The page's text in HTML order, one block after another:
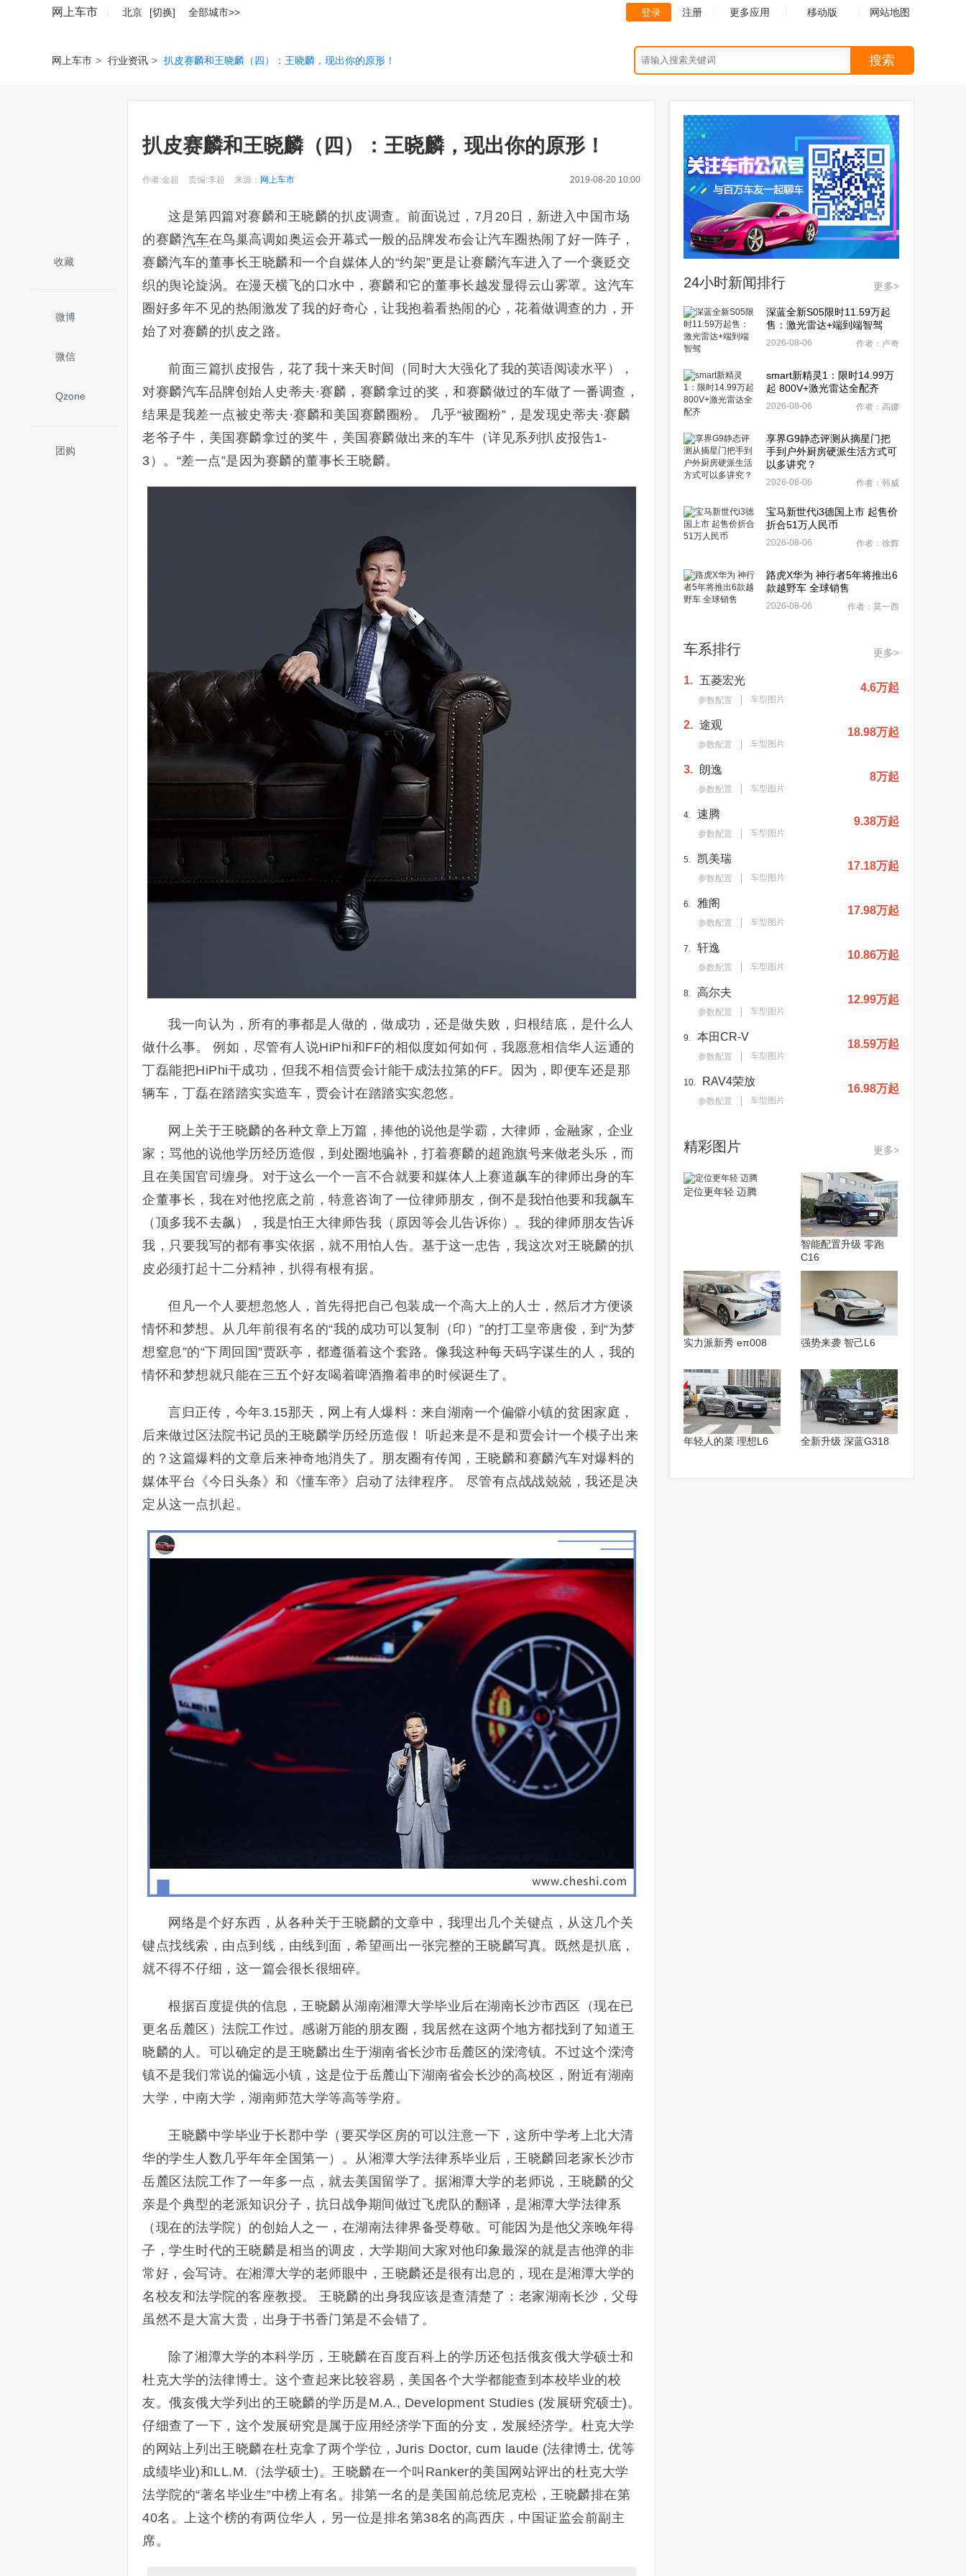
网上车市 北京 [切换] 全部城市>> 登录 注册 更多应用 移动版 网站地图
网上车市 > 行业资讯 > 扒皮赛麟和王晓麟（四）：王晓麟，现出你的原形！ 搜索
收藏
微博
微信
Qzone
团购
扒皮赛麟和王晓麟（四）：王晓麟，现出你的原形！
作者:金超 责编:李超 来源： 网上车市 2019-08-20 10:00
这是第四篇对赛麟和王晓麟的扒皮调查。前面说过，7月20日，新进入中国市场
的赛麟汽车在鸟巢高调如奥运会开幕式一般的品牌发布会让汽车圈热闹了好一阵子，
赛麟汽车的董事长王晓麟和一个自媒体人的“约架”更是让赛麟汽车进入了一个褒贬交
织的舆论旋涡。在漫天横飞的口水中，赛麟和它的董事长越发显得云山雾罩。这汽车
圈好多年不见的热闹激发了我的好奇心，让我抱着看热闹的心，花着做调查的力，开
始了对赛麟的扒皮之路。
前面三篇扒皮报告，花了我十来天时间（同时大大强化了我的英语阅读水平），
对赛麟汽车品牌创始人史蒂夫·赛麟，赛麟拿过的奖，和赛麟做过的车做了一番调查，
结果是我差一点被史蒂夫·赛麟和美国赛麟圈粉。 几乎“被圈粉”，是发现史蒂夫·赛麟
老爷子牛，美国赛麟拿过的奖牛，美国赛麟做出来的车牛（详见系列扒皮报告1-
3）。“差一点”是因为赛麟的董事长王晓麟。
我一向认为，所有的事都是人做的，做成功，还是做失败，归根结底，是什么人
做什么事。 例如，尽管有人说HiPhi和FF的相似度如何如何，我愿意相信华人运通的
丁磊能把HiPhi干成功，但我不相信贾会计能干成法拉第的FF。因为，即便车还是那
辆车，丁磊在踏踏实实造车，贾会计在踏踏实实忽悠。
网上关于王晓麟的各种文章上万篇，捧他的说他是学霸，大律师，金融家，企业
家；骂他的说他学历经历造假，到处圈地骗补，打着赛麟的超跑旗号来做老头乐，而
且在美国官司缠身。对于这么一个一言不合就要和媒体人上赛道飙车的律师出身的车
企董事长，我在对他挖底之前，特意咨询了一位律师朋友，倒不是我怕他要和我飙车
（顶多我不去飙），我是怕王大律师告我（原因等会儿告诉你）。我的律师朋友告诉
我，只要我写的都有事实依据，就不用怕人告。基于这一忠告，我这次对王晓麟的扒
皮必须打起十二分精神，扒得有根有据。
但凡一个人要想忽悠人，首先得把自己包装成一个高大上的人士，然后才方便谈
情怀和梦想。从几年前很有名的“我的成功可以复制（印）”的打工皇帝唐俊，到“为梦
想窒息”的“下周回国”贾跃亭，都遵循着这个套路。像我这种每天码字谋生的人，我的
情怀和梦想就只能在三五个好友喝着啤酒撸着串的时候诞生了。
言归正传，今年3.15那天，网上有人爆料：来自湖南一个偏僻小镇的贫困家庭，
后来做过区法院书记员的王晓麟学历经历造假！ 听起来是不是和贾会计一个模子出来
的？这篇爆料的文章后来神奇地消失了。朋友圈有传闻，王晓麟和赛麟汽车对爆料的
媒体平台《今日头条》和《懂车帝》启动了法律程序。 尽管有点战战兢兢，我还是决
定从这一点扒起。
网络是个好东西，从各种关于王晓麟的文章中，我理出几个关键点，从这几个关
键点找线索，由点到线，由线到面，希望画出一张完整的王晓麟写真。既然是扒底，
就不得不仔细，这一篇会很长很细碎。
根据百度提供的信息，王晓麟从湖南湘潭大学毕业后在湖南长沙市西区（现在已
更名岳麓区）法院工作过。感谢万能的朋友圈，我居然在这两个地方都找到了知道王
晓麟的人。可以确定的是王晓麟出生于湖南省长沙市岳麓区的溁湾镇。不过这个溁湾
镇不是我们常说的偏远小镇，这是位于岳麓山下湖南省会长沙的高校区，附近有湖南
大学，中南大学，湖南师范大学等高等学府。
王晓麟中学毕业于长郡中学（要买学区房的可以注意一下，这所中学考上北大清
华的学生人数几乎年年全国第一）。从湘潭大学法律系毕业后，王晓麟回老家长沙市
岳麓区法院工作了一年多一点，就去美国留学了。据湘潭大学的老师说，王晓麟的父
亲是个典型的老派知识分子，抗日战争期间做过飞虎队的翻译，是湘潭大学法律系
（现在的法学院）的创始人之一，在湖南法律界备受尊敬。可能因为是他父亲晚年得
子，学生时代的王晓麟是相当的调皮，大学期间大家对他印象最深的就是吉他弹的非
常好，会写诗。在湘潭大学的老师眼中，王晓麟还是很有出息的，现在是湘潭大学的
名校友和法学院的客座教授。 王晓麟的出身我应该是查清楚了：老家湖南长沙，父母
虽然不是大富大贵，出身于书香门第是不会错了。
除了湘潭大学的本科学历，王晓麟在百度百科上的学历还包括俄亥俄大学硕士和
杜克大学的法律博士。这个查起来比较容易，美国各个大学都能查到本校毕业的校
友。俄亥俄大学列出的王晓麟的学历是M.A., Development Studies (发展研究硕士)。
仔细查了一下，这个发展研究是属于应用经济学下面的分支，发展经济学。杜克大学
的网站上列出王晓麟在杜克拿了两个学位，Juris Doctor, cum laude (法律博士, 优等
成绩毕业)和LL.M.（法学硕士)。王晓麟在一个叫Ranker的美国网站评出的杜克大学
法学院的“著名毕业生”中榜上有名。排第一名的是美国前总统尼克松，王晓麟排在第
40名。上这个榜的有两位华人，另一位是排名第38名的高西庆，中国证监会前副主
席。
24小时新闻排行 更多>
深蓝全新S05限时11.59万起
售：激光雷达+端到端智驾
2026-08-06 作者：卢奇
smart新精灵1：限时14.99万
起 800V+激光雷达全配齐
2026-08-06 作者：高娜
享界G9静态评测从摘星门把
手到户外厨房硬派生活方式可
以多讲究？
2026-08-06 作者：韩威
宝马新世代i3德国上市 起售价
折合51万人民币
2026-08-06 作者：徐辉
路虎X华为 神行者5年将推出6
款越野车 全球销售
2026-08-06 作者：莫一西
车系排行 更多>
1. 五菱宏光
参数配置 车型图片
4.6万起
2. 途观
参数配置 车型图片
18.98万起
3. 朗逸
参数配置 车型图片
8万起
4. 速腾
参数配置 车型图片
9.38万起
5. 凯美瑞
参数配置 车型图片
17.18万起
6. 雅阁
参数配置 车型图片
17.98万起
7. 轩逸
参数配置 车型图片
10.86万起
8. 高尔夫
参数配置 车型图片
12.99万起
9. 本田CR-V
参数配置 车型图片
18.59万起
10. RAV4荣放
参数配置 车型图片
16.98万起
精彩图片 更多>
定位更年轻 迈腾
智能配置升级 零跑
C16
实力派新秀 eπ008 强势来袭 智己L6
年轻人的菜 理想L6 全新升级 深蓝G318